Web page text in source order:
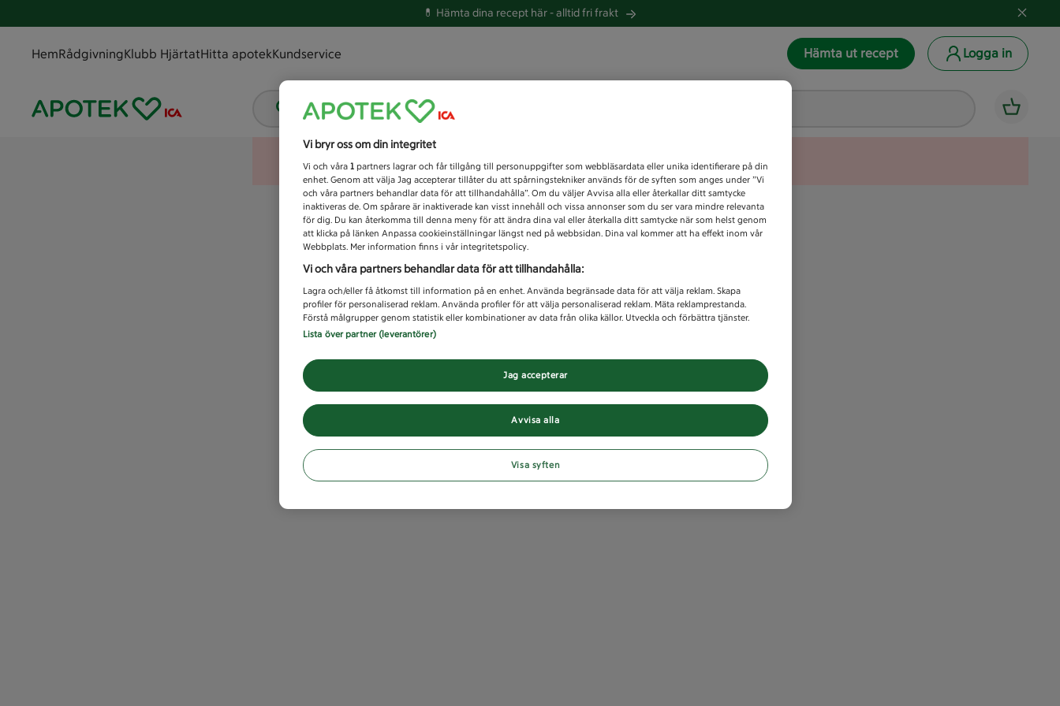
💊 Hämta dina recept här -alltid fri frakt
HemRådgivningKlubb HjärtatHitta apotekKundservice Hämta ut recept Logga in
Vad letar du efter idag?
Unknown error
Vi bryr oss om din integritet
Vi och våra 1 partners lagrar och får tillgång till personuppgifter som webbläsardata eller unika identifierare på din
enhet. Genom att välja Jag accepterar tillåter du att spårningstekniker används för de syften som anges under ”Vi
och våra partners behandlar data för att tillhandahålla”. Om du väljer Avvisa alla eller återkallar ditt samtycke
inaktiveras de. Om spårare är inaktiverade kan visst innehåll och vissa annonser som du ser vara mindre relevanta
för dig. Du kan återkomma till denna meny för att ändra dina val eller återkalla ditt samtycke när som helst genom
att klicka på länken Anpassa cookieinställningar längst ned på webbsidan. Dina val kommer att ha effekt inom vår
Webbplats. Mer information finns i vår integritetspolicy.
Vi och våra partners behandlar data för att tillhandahålla:
Lagra och/eller få åtkomst till information på en enhet. Använda begränsade data för att välja reklam. Skapa
profiler för personaliserad reklam. Använda profiler för att välja personaliserad reklam. Mäta reklamprestanda.
Förstå målgrupper genom statistik eller kombinationer av data från olika källor. Utveckla och förbättra tjänster.
Lista över partner (leverantörer)
Avvisa alla
Jag accepterar
Visa syften